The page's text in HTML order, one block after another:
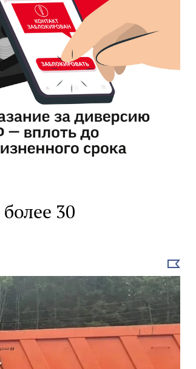
30
Выбрать
новость